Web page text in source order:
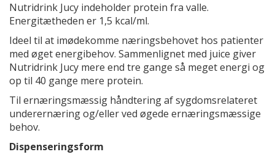
Nutridrink Jucy indeholder protein fra valle.
Energitætheden er 1,5 kcal/ml.
Ideel til at imødekomme næringsbehovet hos patienter
med øget energibehov. Sammenlignet med juice giver
Nutridrink Jucy mere end tre gange så meget energi og
op til 40 gange mere protein.
Til ernæringsmæssig håndtering af sygdomsrelateret
underernæring og/eller ved øgede ernæringsmæssige
behov.
Dispenseringsform